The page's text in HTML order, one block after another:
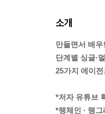
소개
만들면서 배
단계별 싱글·
25가지 에이
*저자 유튜브
*랭체인 · 랭